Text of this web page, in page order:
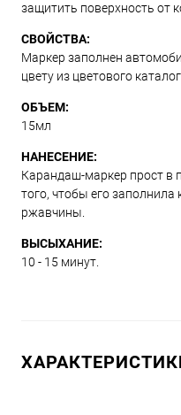
защитить поверхность от
СВОЙСТВА:
Маркер заполнен
цвету из цветового
ОБЪЕМ:
15мл
НАНЕСЕНИЕ:
Карандаш-маркер прост в
того, чтобы его
ржавчины.
ВЫСЫХАНИЕ:
10 - 15 минут.